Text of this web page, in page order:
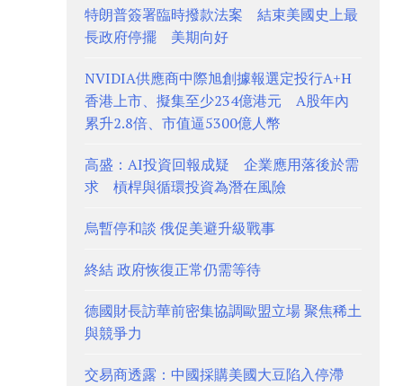
特朗普簽署臨時撥款法案 結束美國史上最
長政府停擺 美期向好
NVIDIA供應商中際旭創據報選定投行A+H
香港上市、擬集至少234億港元 A股年內
累升2.8倍、市值逼5300億人幣
高盛：AI投資回報成疑 企業應用落後於需
求 槓桿與循環投資為潛在風險
烏暫停和談 俄促美避升級戰事
終結 政府恢復正常仍需等待
德國財長訪華前密集協調歐盟立場 聚焦稀土
與競爭力
交易商透露：中國採購美國大豆陷入停滯